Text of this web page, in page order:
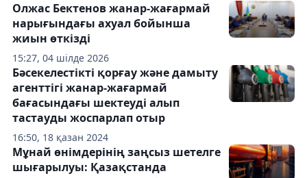
15:27, 04 шілде 2026
Олжас Бектенов жанар-жағармай
нарығындағы ахуал бойынша
жиын өткізді
16:50, 18 қазан 2024
Бәсекелестікті қорғау және дамыту
агенттігі жанар-жағармай
бағасындағы шектеуді алып
тастауды жоспарлап отыр
Мұнай өнімдерінің заңсыз шетелге
шығарылуы: Қазақстанда